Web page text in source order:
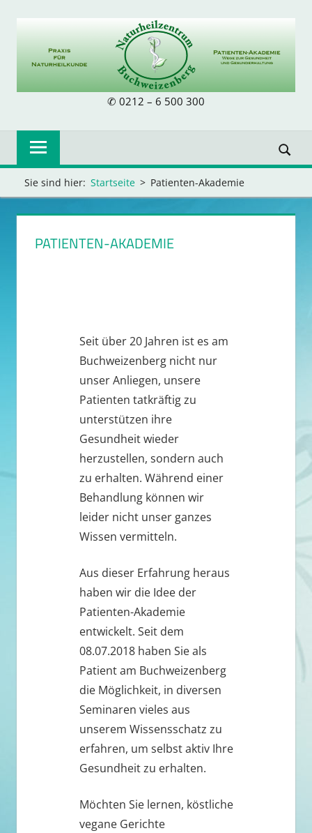
✆ 0212 – 6 500 300
Sie sind hier: Startseite Patienten-Akademie
PATIENTEN-AKADEMIE
Seit über 20 Jahren ist es am
Buchweizenberg nicht nur
unser Anliegen, unsere
Patienten tatkräftig zu
unterstützen ihre
Gesundheit wieder
herzustellen, sondern auch
zu erhalten. Während einer
Behandlung können wir
leider nicht unser ganzes
Wissen vermitteln.
Aus dieser Erfahrung heraus
haben wir die Idee der
Patienten-Akademie
entwickelt. Seit dem
08.07.2018 haben Sie als
Patient am Buchweizenberg
die Möglichkeit, in diversen
Seminaren vieles aus
unserem Wissensschatz zu
erfahren, um selbst aktiv Ihre
Gesundheit zu erhalten.
Möchten Sie lernen, köstliche
vegane Gerichte